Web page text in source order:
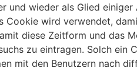
und wieder als Glied
Cookie wird verwendet,
diese Zeitform und das
zu eintragen. Solch ein
mit den Benutzern nach